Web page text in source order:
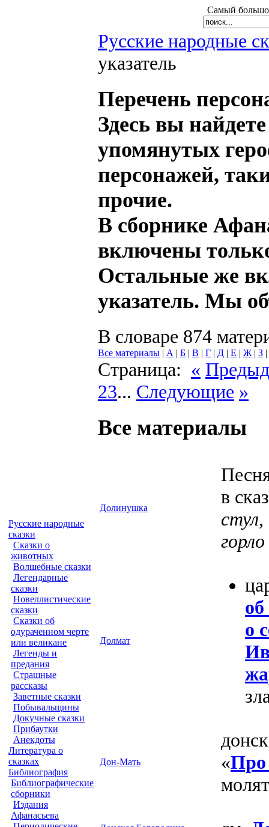
Самый
Русские народные
сказки
Сказки о
животных
Волшебные сказки
Легендарные
сказки
Новеллистические
сказки
Сказки об
одураченном черте
или великане
Легенды и
предания
Страшные
рассказы
Заветные сказки
Побывальщины
Докучные сказки
Прибаутки
Анекдоты
Литература о
сказках
Библиография
Библиографические
сборники
Издания
Афанасьева
Русские народные
указатель
Перечень
Здесь вы
упомянутых
персонажей,
прочие.
В сборнике
включены
Остальные же
указатель. Мы
В словаре 874
Все материалы | А | Б | В | Г | Д | Е | Ж | З |
Страница: «
23... Следующие »
Все материалы
Долинушка
в
стул,
Долмат
о
Дон-Мать
«Про